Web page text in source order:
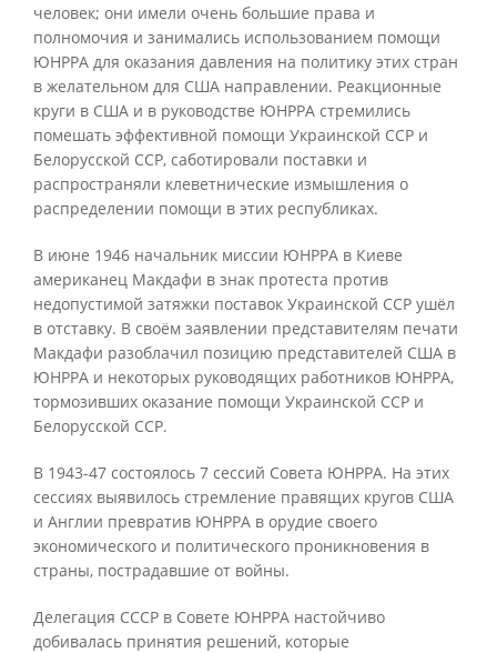
человек; они имели очень большие права и
полномочия и занимались использованием помощи
ЮНРРА для оказания давления на политику этих стран
в желательном для США направлении. Реакционные
круги в США и в руководстве ЮНРРА стремились
помешать эффективной помощи Украинской ССР и
Белорусской ССР, саботировали поставки и
распространяли клеветнические измышления о
распределении помощи в этих республиках.
В июне 1946 начальник миссии ЮНРРА в Киеве
американец Макдафи в знак протеста против
недопустимой затяжки поставок Украинской ССР ушёл
в отставку. В своём заявлении представителям печати
Макдафи разоблачил позицию представителей США в
ЮНРРА и некоторых руководящих работников ЮНРРА,
тормозивших оказание помощи Украинской ССР и
Белорусской ССР.
В 1943-47 состоялось 7 сессий Совета ЮНРРА. На этих
сессиях выявилось стремление правящих кругов США
и Англии превратив ЮНРРА в орудие своего
экономического и политического проникновения в
страны, пострадавшие от войны.
Делегация СССР в Совете ЮНРРА настойчиво
добивалась принятия решений, которые